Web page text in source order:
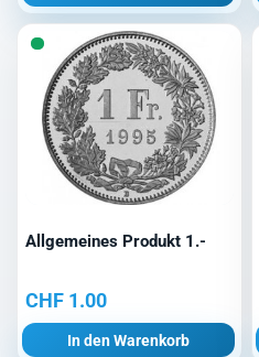
Allgemeines Produkt 1.-
CHF 1.00
In den Warenkorb